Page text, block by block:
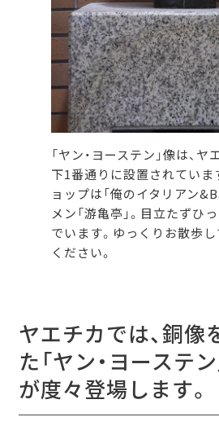
「ヤン・ヨーステン」像は、
下1番通りに設置されていま
ョップは「俺のイタリアン
メン「游亀亭」。目立たずひ
でいます。ゆっくりお散歩
ください。
ヤエチカでは、銅像
た「ヤン・ヨーステ
が度々登場します。